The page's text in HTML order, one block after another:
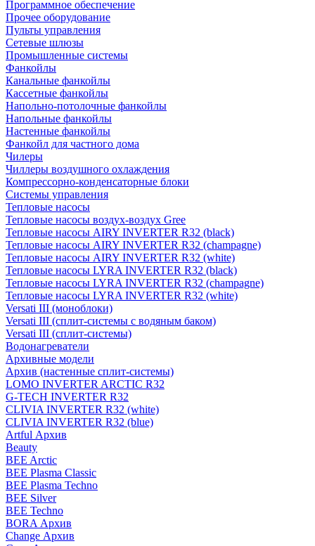
Программное обеспечение
Прочее оборудование
Пульты управления
Сетевые шлюзы
Промышленные системы
Фанкойлы
Канальные фанкойлы
Кассетные фанкойлы
Напольно-потолочные фанкойлы
Напольные фанкойлы
Настенные фанкойлы
Фанкойл для частного дома
Чилеры
Чиллеры воздушного охлаждения
Компрессорно-конденсаторные блоки
Системы управления
Тепловые насосы
Тепловые насосы воздух-воздух Gree
Тепловые насосы AIRY INVERTER R32 (black)
Тепловые насосы AIRY INVERTER R32 (champagne)
Тепловые насосы AIRY INVERTER R32 (white)
Тепловые насосы LYRA INVERTER R32 (black)
Тепловые насосы LYRA INVERTER R32 (champagne)
Тепловые насосы LYRA INVERTER R32 (white)
Versati III (моноблоки)
Versati III (сплит-системы с водяным баком)
Versati III (сплит-системы)
Водонагреватели
Архивные модели
Архив (настенные сплит-системы)
LOMO INVERTER ARCTIC R32
G-TECH INVERTER R32
CLIVIA INVERTER R32 (white)
CLIVIA INVERTER R32 (blue)
Artful Архив
Beauty
BEE Arctic
BEE Plasma Classic
BEE Plasma Techno
BEE Silver
BEE Techno
BORA Архив
Change Архив